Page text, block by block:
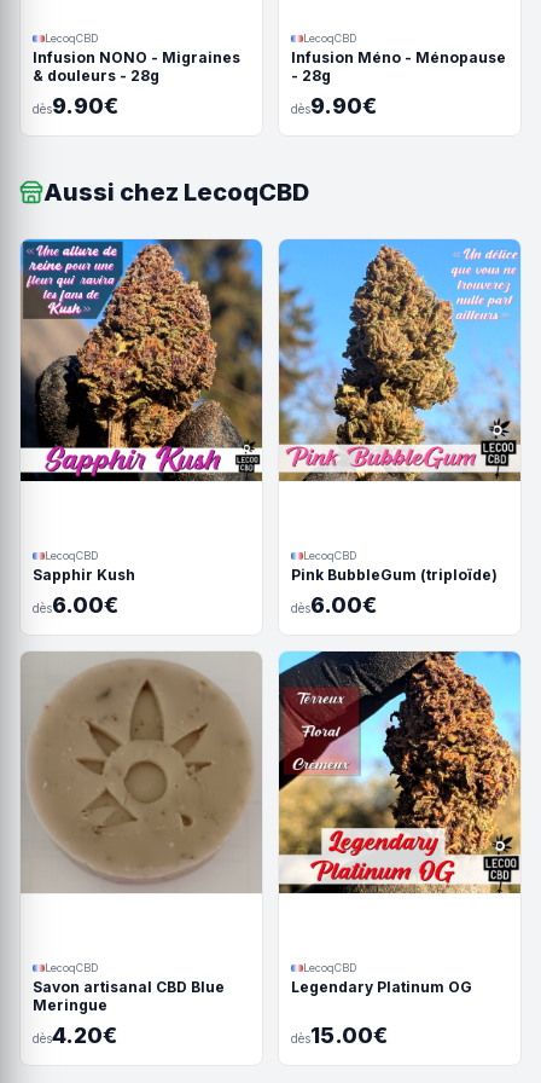
LecoqCBD
Infusion NONO - Migraines
& douleurs - 28g
dès9.90€
LecoqCBD
Infusion Méno - Ménopause
- 28g
dès9.90€
Aussi chez LecoqCBD
LecoqCBD
Sapphir Kush
dès6.00€
LecoqCBD
Pink BubbleGum (triploïde)
dès6.00€
LecoqCBD
Savon artisanal CBD Blue
Meringue
dès4.20€
LecoqCBD
Legendary Platinum OG
dès15.00€